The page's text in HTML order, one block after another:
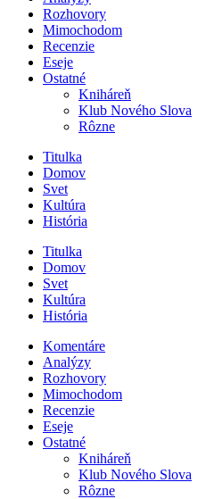
Rozhovory
Mimochodom
Recenzie
Eseje
Ostatné
Kniháreň
Klub Nového Slova
Rôzne
Titulka
Domov
Svet
Kultúra
História
Titulka
Domov
Svet
Kultúra
História
Komentáre
Analýzy
Rozhovory
Mimochodom
Recenzie
Eseje
Ostatné
Kniháreň
Klub Nového Slova
Rôzne